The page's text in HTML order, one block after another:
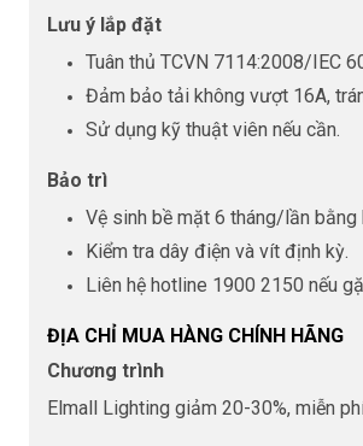
Lưu ý lắp đặt
Tuân thủ TCVN 7114:2008/IEC
Đảm bảo tải không vượt 16A,
Sử dụng kỹ thuật viên nếu cần.
Bảo trì
Vệ sinh bề mặt 6 tháng/lần bằng
Kiểm tra dây điện và vít định kỳ.
Liên hệ hotline 1900 2150 nếu
ĐỊA CHỈ MUA HÀNG CHÍNH HÃNG
Chương trình
Elmall Lighting giảm 20-30%, miễn